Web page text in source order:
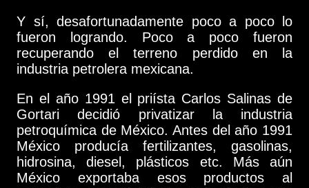
Y sí, desafortunadamente poco a poco lo
fueron logrando. Poco a poco fueron
recuperando el terreno perdido en la
industria petrolera mexicana.
En el año 1991 el priísta Carlos Salinas de
Gortari decidió privatizar la industria
petroquímica de México. Antes del año 1991
México producía fertilizantes, gasolinas,
hidrosina, diesel, plásticos etc. Más aún
México exportaba esos productos al